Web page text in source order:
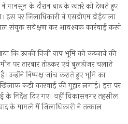
ने मानसून के दौरान बाढ़ के खतरे को देखते हुए
इस पर जिलाधिकारी ने एसडीएम डोईवाला
संयुक्त सर्वेक्षण कर आवश्यक कार्रवाई करने
कि उनकी निजी नाप भूमि को कब्जाने की
पर तारबार तोडकर एवं बुलडोजर चलाते
उन्होंने निष्पक्ष जांच कराते हुए भूमि का
कड़ी कारवाई की गुहार लगाई। इस पर
के निर्देश दिए गए। वहीं विकासनगर तहसील
के मामले में जिलाधिकारी ने तत्काल